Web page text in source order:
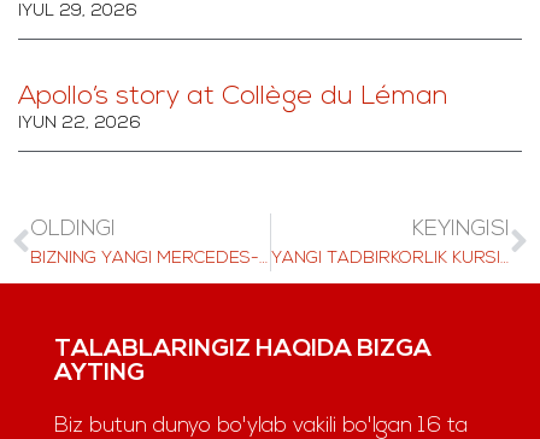
IYUL 29, 2026
Apollo’s story at Collège du Léman
IYUN 22, 2026
OLDINGI
BIZNING YANGI MERCEDES-BENZ MURABBIYIMIZNI BEAU SOLEIL FLOTIGA TABRIKLAYMIZ!
KEYINGISI
YANGI TADBIRKORLIK KURSI AIGLON TALABALARIGA QANDAY YORDAM BERMOQDA
TALABLARINGIZ HAQIDA BIZGA
AYTING
Biz butun dunyo bo'ylab vakili bo'lgan 16 ta